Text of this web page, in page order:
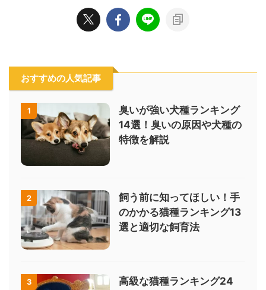
おすすめの人気記事
1
臭いが強い犬種ランキング
14選！臭いの原因や犬種の
特徴を解説
2
飼う前に知ってほしい！手
のかかる猫種ランキング13
選と適切な飼育法
3
高級な猫種ランキング24